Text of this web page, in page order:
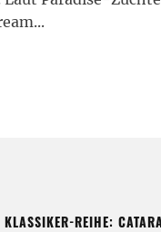
...
KLASSIKER-REIHE: